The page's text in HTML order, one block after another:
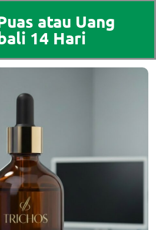
atau Uang
14 Hari